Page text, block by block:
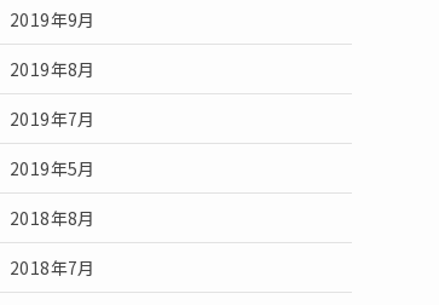
2019年9月
2019年8月
2019年7月
2019年5月
2018年8月
2018年7月